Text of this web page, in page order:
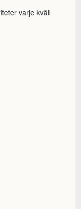
varje kväll